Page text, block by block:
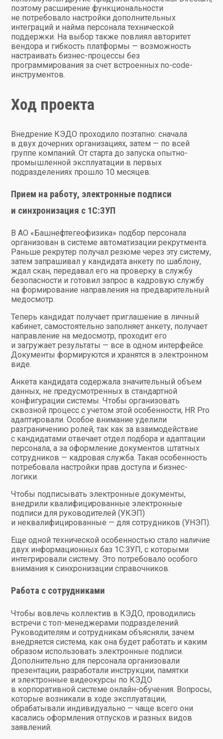
поэтому расширение функциональности
не потребовало настройки дополнительных
интеграций и найма персонала технической
поддержки. На выбор также повлиял авторитет
вендора и гибкость платформы — возможность
настраивать бизнес-процессы без
программирования за счет встроенных no-code-
инструментов.
Ход проекта
Внедрение КЭДО проходило поэтапно: сначала
в двух дочерних организациях, затем — по всей
группе компаний. От старта до запуска опытно-
промышленной эксплуатации в первых
подразделениях прошло 10 месяцев.
Прием на работу, электронные подписи
и синхронизация с 1С:ЗУП
В АО «Башнефтегеофизика» подбор персонала
организован в системе автоматизации рекрутмента.
Раньше рекрутер получал резюме через эту систему,
затем запрашивал у кандидата анкету по шаблону,
ждал скан, передавал его на проверку в службу
безопасности и готовил запрос в кадровую службу
на формирование направления на предварительный
медосмотр.
Теперь кандидат получает приглашение в личный
кабинет, самостоятельно заполняет анкету, получает
направление на медосмотр, проходит его
и загружает результаты — все в одном интерфейсе.
Документы формируются и хранятся в электронном
виде.
Анкета кандидата содержала значительный объем
данных, не предусмотренных в стандартной
конфигурации системы. Чтобы организовать
сквозной процесс с учетом этой особенности, HR Pro
адаптировали. Особое внимание уделили
разграничению ролей, так как за взаимодействие
с кандидатами отвечает отдел подбора и адаптации
персонала, а за оформление документов штатных
сотрудников — кадровая служба. Такая особенность
потребовала настройки прав доступа и бизнес-
логики.
Чтобы подписывать электронные документы,
внедрили квалифицированные электронные
подписи для руководителей (УКЭП)
и неквалифицированные — для сотрудников (УНЭП).
Еще одной технической особенностью стало наличие
двух информационных баз 1С:ЗУП, с которыми
интегрировали систему. Это потребовало особого
внимания к синхронизации справочников.
Работа с сотрудниками
Чтобы вовлечь коллектив в КЭДО, проводились
встречи с топ-менеджерами подразделений.
Руководителям и сотрудникам объясняли, зачем
внедряется система, как она будет работать и каким
образом использовать электронные подписи.
Дополнительно для персонала организовали
презентации, разработали инструкции, памятки
и электронные видеокурсы по КЭДО
в корпоративной системе онлайн-обучения. Вопросы,
которые возникали в ходе эксплуатации,
обрабатывали индивидуально — чаще всего они
касались оформления отпусков и разных видов
заявлений.